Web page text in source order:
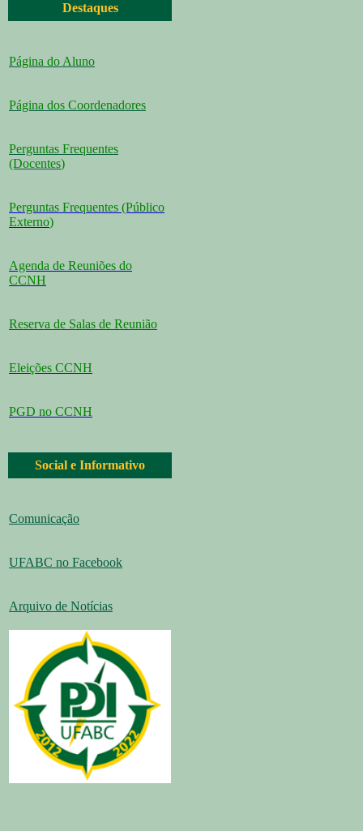
Destaques
Página do Aluno
Página dos Coordenadores
Perguntas Frequentes
(Docentes)
Perguntas Frequentes (Público
Externo)
Agenda de Reuniões do
CCNH
Reserva de Salas de Reunião
Eleições CCNH
PGD no CCNH
Social e Informativo
Comunicação
UFABC no Facebook
Arquivo de Notícias